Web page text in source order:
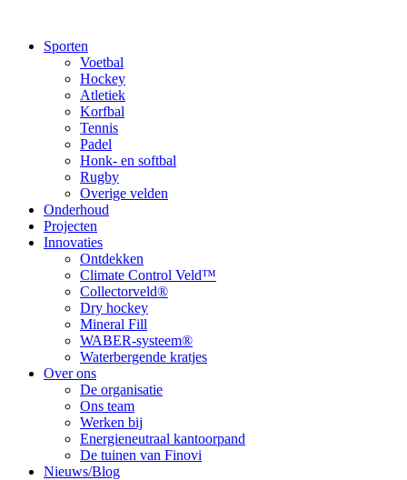
Sporten
Voetbal
Hockey
Atletiek
Korfbal
Tennis
Padel
Honk- en softbal
Rugby
Overige velden
Onderhoud
Projecten
Innovaties
Ontdekken
Climate Control Veld™
Collectorveld®
Dry hockey
Mineral Fill
WABER-systeem®
Waterbergende kratjes
Over ons
De organisatie
Ons team
Werken bij
Energieneutraal kantoorpand
De tuinen van Finovi
Nieuws/Blog